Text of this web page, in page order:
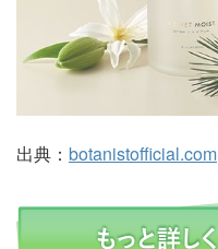
出典： botanistofficial.com